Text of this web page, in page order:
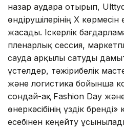
назар аудара отырып,
өндірушілерінің X
жасады. Іскерлік
пленарлық сессия,
сауда арқылы сатуды
үстелдер, тәжірибелік
және логистика бойынша
сондай-ақ Fashion Day
өнеркәсібінің үздік
есебінен кеңейту